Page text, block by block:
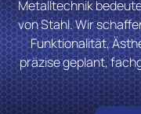
Metalltechnik
von Stahl. Wir
Funktionalität,
präzise geplant,